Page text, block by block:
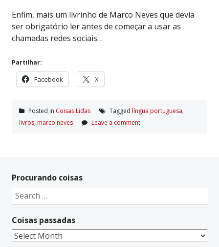
Enfim, mais um livrinho de Marco Neves que devia
ser obrigatório ler antes de começar a usar as
chamadas redes sociais…
Partilhar:
Facebook X
Posted in Coisas Lidas Tagged língua portuguesa,
livros, marco neves Leave a comment
Procurando coisas
Search
for:
Coisas passadas
Coisas